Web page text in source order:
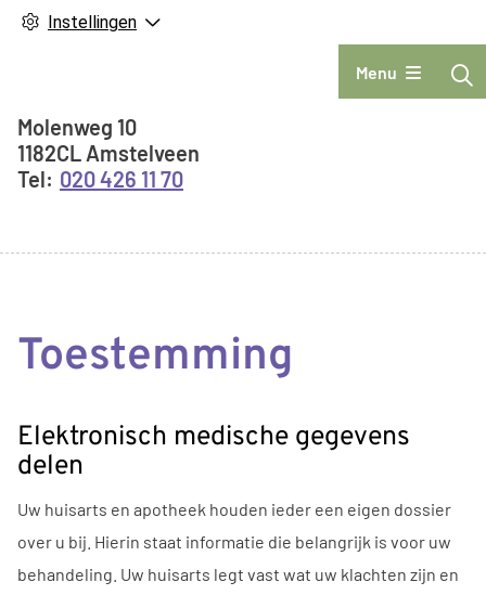
Instellingen
Hoofdmenu
Menu
Adresgegevens
Molenweg 10
1182CL Amstelveen
020 426 11 70
Toestemming
Elektronisch medische gegevens
delen
Uw huisarts en apotheek houden ieder een eigen dossier
over u bij. Hierin staat informatie die belangrijk is voor uw
behandeling. Uw huisarts legt vast wat uw klachten zijn en